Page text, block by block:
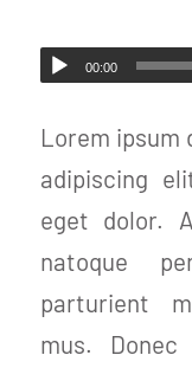
00:00
Lorem ipsum
adipiscing
eget dolor.
natoque
parturient
mus.